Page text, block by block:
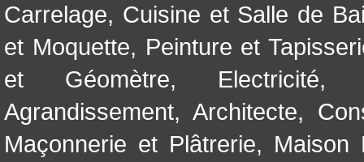
Carrelage, Cuisine et Salle de
et Moquette, Peinture et
et Géomètre, Electricité
Agrandissement, Architecte,
Maçonnerie et Plâtrerie, Maison